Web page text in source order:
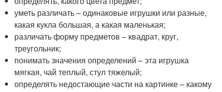
уметь различать – одинаковые игрушки или разные,
какая кукла большая, а какая маленькая;
различать форму предметов – квадрат, круг,
треугольник;
понимать значения определений – эта игрушка
мягкая, чай теплый, стул тяжелый;
определять недостающие части на картинке – какому